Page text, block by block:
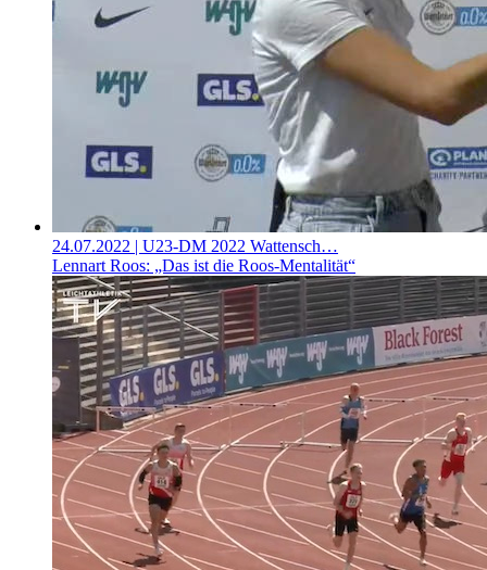
24.07.2022 | U23-DM 2022 Wattensch…
Lennart Roos: „Das ist die Roos-Mentalität“